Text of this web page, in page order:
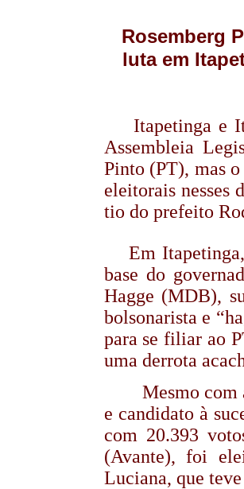
Rosemberg
luta em
Itapetinga e
Assembleia
Pinto (PT), mas
eleitorais nesses
tio do prefeito
Em Itapetinga,
base do
Hagge (MDB),
bolsonarista e
para se filiar ao
uma derrota
Mesmo com
e candidato à
com 20.393
(Avante), foi
Luciana, que